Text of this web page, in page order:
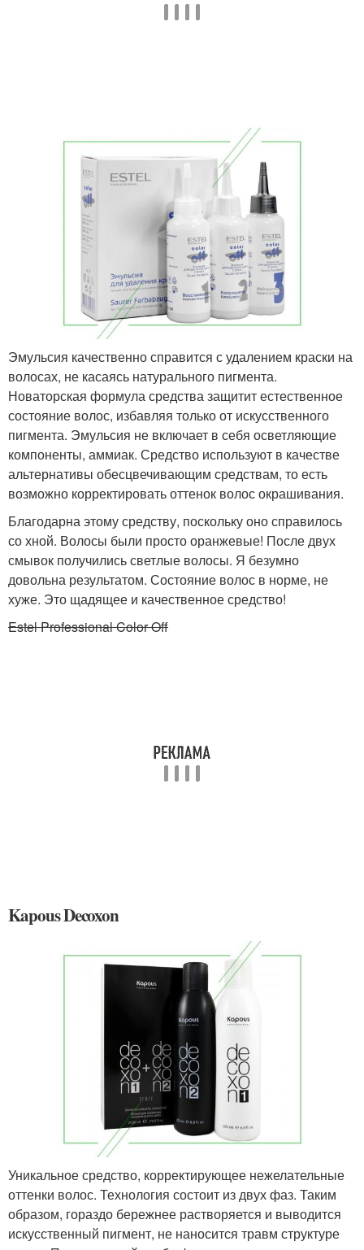
Эмульсия качественно справится с удалением краски на
волосах, не касаясь натурального пигмента.
Новаторская формула средства защитит естественное
состояние волос, избавляя только от искусственного
пигмента. Эмульсия не включает в себя осветляющие
компоненты, аммиак. Средство используют в качестве
альтернативы обесцвечивающим средствам, то есть
возможно корректировать оттенок волос окрашивания.
Благодарна этому средству, поскольку оно справилось
со хной. Волосы были просто оранжевые! После двух
смывок получились светлые волосы. Я безумно
довольна результатом. Состояние волос в норме, не
хуже. Это щадящее и качественное средство!
Estel Professional Color Off
Kapous Decoxon
Уникальное средство, корректирующее нежелательные
оттенки волос. Технология состоит из двух фаз. Таким
образом, гораздо бережнее растворяется и выводится
искусственный пигмент, не наносится травм структуре